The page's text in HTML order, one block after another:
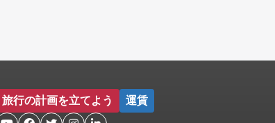
旅行の計画を立てよう 運賃